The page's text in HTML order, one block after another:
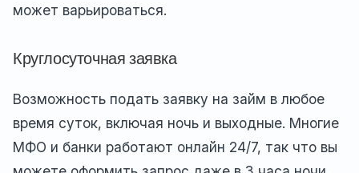
может варьироваться.
Круглосуточная заявка
Возможность подать заявку на займ в любое
время суток, включая ночь и выходные. Многие
МФО и банки работают онлайн 24/7, так что вы